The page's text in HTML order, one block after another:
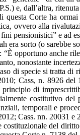
e, dall’altra,
questa Corte ha
ovvero alla
pensionistici” e ad
era sorto (o sarebbe
opportuno anche
nonostante
di specie si tratta
Cass, n. 8926
di
costitutivo
temporali e
Cass. nn. 20031
costituzionale del